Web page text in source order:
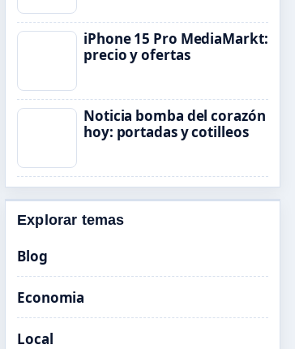
iPhone 15 Pro MediaMarkt:
precio y ofertas
Noticia bomba del corazón
hoy: portadas y cotilleos
Explorar temas
Blog
Economia
Local